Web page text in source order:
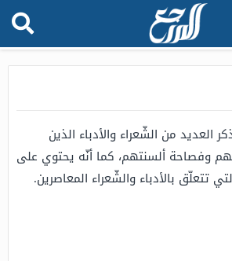
العديد من الشّعراء والأدباء الذين
وفصاحة ألسنتهم، كما أنّه يحتوي على
تتعلّق بالأدباء والشّعراء المعاصرين.